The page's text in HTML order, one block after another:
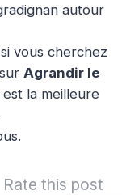
autour
vous cherchez
Agrandir le
la meilleure
Rate this post